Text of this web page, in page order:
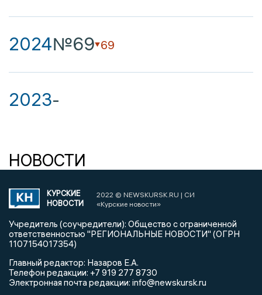
2024№69 69
2023-
НОВОСТИ
КУРСКИЕ
НОВОСТИ
2022 © NEWSKURSK.RU | СИ
«Курские новости»
Учредитель (соучредители): Общество с ограниченной
ответственностью "РЕГИОНАЛЬНЫЕ НОВОСТИ" (ОГРН
1107154017354)
Главный редактор: Назаров Е.А.
Телефон редакции: +7 919 277 8730
Электронная почта редакции: info@newskursk.ru